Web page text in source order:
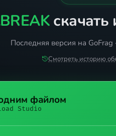
Последняя версия на GoFrag
Смотреть историю
файлом
Studio